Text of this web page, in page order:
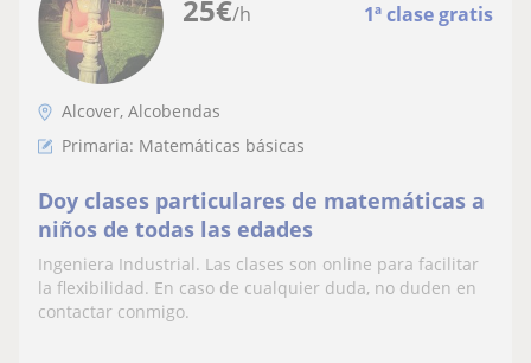
25€/h 1ª clase gratis
Alcover, Alcobendas
Primaria: Matemáticas básicas
Doy clases particulares de matemáticas a
niños de todas las edades
Ingeniera Industrial. Las clases son online para facilitar
la flexibilidad. En caso de cualquier duda, no duden en
contactar conmigo.